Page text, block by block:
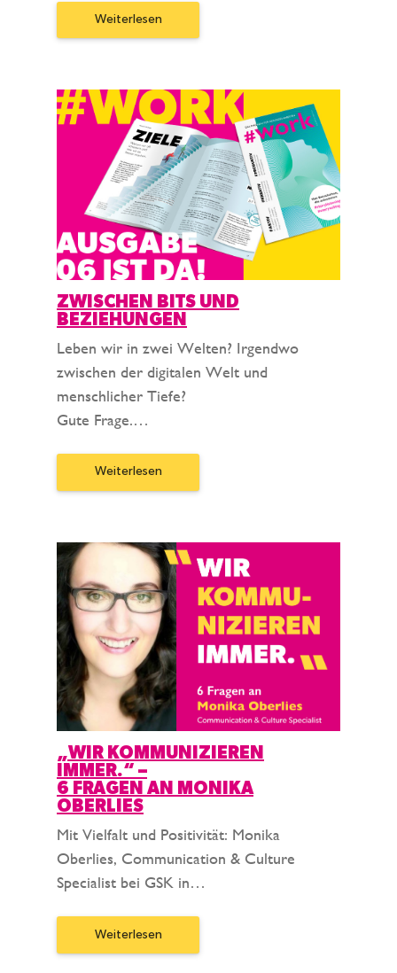
Weiterlesen
ZWISCHEN BITS UND
BEZIEHUNGEN
Leben wir in zwei Welten? Irgendwo
zwischen der digitalen Welt und
menschlicher Tiefe?
Gute Frage.…
Weiterlesen
„WIR KOMMUNIZIEREN
IMMER.“ –
6 FRAGEN AN MONIKA
OBERLIES
Mit Vielfalt und Positivität: Monika
Oberlies, Communication & Culture
Specialist bei GSK in…
Weiterlesen